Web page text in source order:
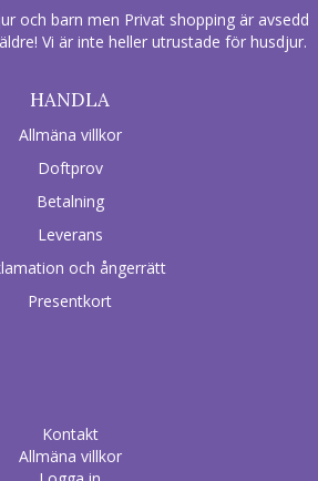
och barn men Privat shopping är avsedd
Vi är inte heller utrustade för husdjur.
HANDLA
Allmäna villkor
Doftprov
Betalning
Leverans
och ångerrätt
Presentkort
Kontakt
Allmäna villkor